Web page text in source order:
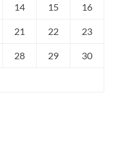
14 15 16
21 22 23
28 29 30